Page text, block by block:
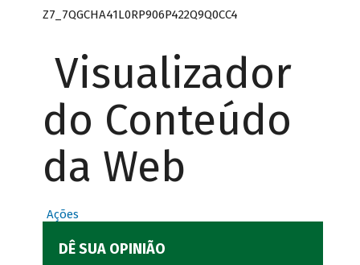
Z7_7QGCHA41L0RP906P422Q9Q0CC4
Visualizador
do Conteúdo
da Web
Ações
DÊ SUA OPINIÃO